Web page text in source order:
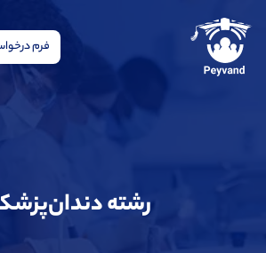
فرم
رشته